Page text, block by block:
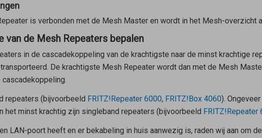
is verbonden met de Mesh Masteren wordt in het Mesh-overzicht
van de Mesh Repeaters bepalen
in de cascadekoppeling van de krachtigste naar de minst krachtige
De krachtigste Mesh Repeaterwordt dan met de Mesh
cascadekoppeling.
repeaters (bijvoorbeeld FRITZ!Repeater 6000, FRITZ!Box 4060).
het minst krachtig zijn singleband repeaters (bijvoorbeeld FRITZ!Repeater
LAN-poort heeft en er bekabeling in huis aanwezig is, raden wij aan om